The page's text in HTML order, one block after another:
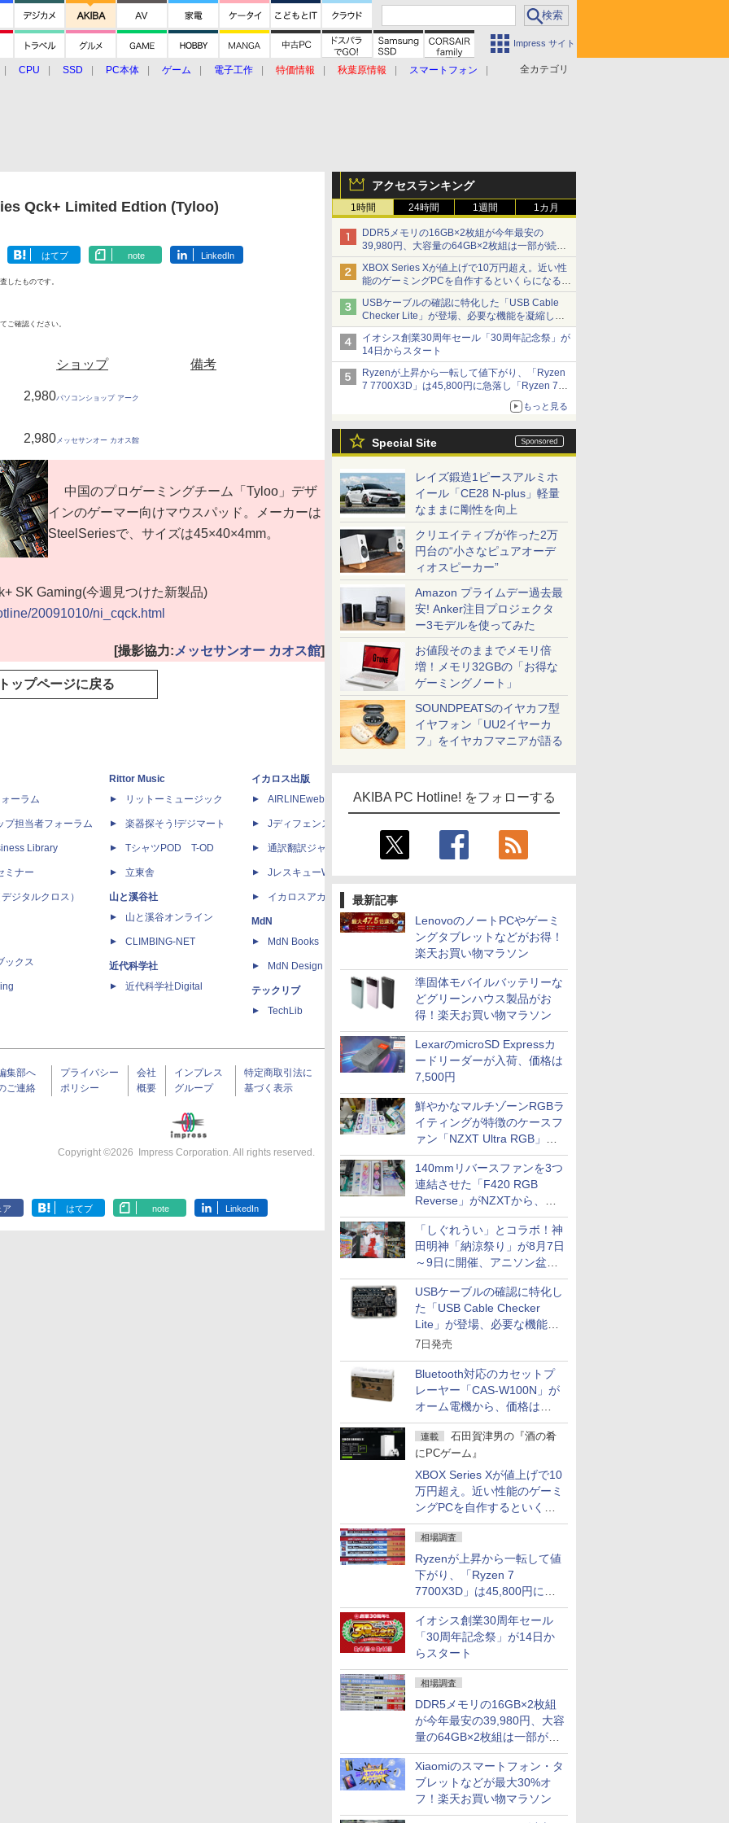
Impress サイト
全カテゴリ
CPU SSD PC本体 ゲーム 電子工作 特価情報 秋葉原情報
スマートフォン
アクセスランキング
1時間 24時間 1週間 1カ月
DDR5メモリの16GB×2枚組が今年最安の
39,980円、大容量の64GB×2枚組は一部が続騰
[8月前半のメモリ価格]
XBOX Series Xが値上げで10万円超え。近い性
能のゲーミングPCを自作するといくらになる？
【石田賀津男の『酒の肴にPCゲーム』】
USBケーブルの確認に特化した「USB Cable
Checker Lite」が登場、必要な機能を凝縮しコ
ンパクトに 7日発売
イオシス創業30周年セール「30周年記念祭」が
14日からスタート
Ryzenが上昇から一転して値下がり、「Ryzen
7 7700X3D」は45,800円に急落し「Ryzen 7
7800X3D」との価格逆転解消 [8月前半のCPU
もっと見る
Special Site
レイズ鍛造1ピースアルミホ
イール「CE28 N-plus」軽量
なままに剛性を向上
クリエイティブが作った2万
円台の“小さなピュアオーデ
ィオスピーカー”
Amazon プライムデー過去最
安! Anker注目プロジェクタ
ー3モデルを使ってみた
お値段そのままでメモリ倍
増！メモリ32GBの「お得な
ゲーミングノート」
SOUNDPEATSのイヤカフ型
イヤフォン「UU2イヤーカ
フ」をイヤカフマニアが語る
AKIBA PC Hotline! をフォローする
最新記事
LenovoのノートPCやゲーミ
ングタブレットなどがお得！
楽天お買い物マラソン
準固体モバイルバッテリーな
どグリーンハウス製品がお
得！楽天お買い物マラソン
LexarのmicroSD Expressカ
ードリーダーが入荷、価格は
7,500円
鮮やかなマルチゾーンRGBラ
イティングが特徴のケースフ
ァン「NZXT Ultra RGB」が
発売、計8製品
140mmリバースファンを3つ
連結させた「F420 RGB
Reverse」がNZXTから、単
一フレーム採用
「しぐれうい」とコラボ！神
田明神「納涼祭り」が8月7日
～9日に開催、アニソン盆踊
りや屋台グルメなどもあり
USBケーブルの確認に特化し
た「USB Cable Checker
Lite」が登場、必要な機能を
凝縮しコンパクトに
7日発売
Bluetooth対応のカセットプ
レーヤー「CAS-W100N」が
オーム電機から、価格は
5,940円
連載
石田賀津男の『酒の肴
にPCゲーム』
XBOX Series Xが値上げで10
万円超え。近い性能のゲーミ
ングPCを自作するといくら
になる？
相場調査
Ryzenが上昇から一転して値
下がり、「Ryzen 7
7700X3D」は45,800円に急
落し「Ryzen 7 7800X3D」
との価格逆転解消 [8月前半の
CPU価格]
イオシス創業30周年セール
「30周年記念祭」が14日か
らスタート
相場調査
DDR5メモリの16GB×2枚組
が今年最安の39,980円、大容
量の64GB×2枚組は一部が続
騰 [8月前半のメモリ価格]
Xiaomiのスマートフォン・タ
ブレットなどが最大30%オ
フ！楽天お買い物マラソン
Qck+ Limited Edtion (Tyloo)
はてブ note LinkedIn
したものです。
ご確認ください。
ショップ
備考
2,980パソコンショップ アーク
2,980メッセサンオー カオス館
中国のプロゲーミングチーム「Tyloo」デザ
インのゲーマー向けマウスパッド。メーカーは
SteelSeriesで、サイズは45×40×4mm。
SK Gaming(今週見つけた新製品)
20091010/ni_cqck.html
[撮影協力: メッセサンオー カオス館]
トップページに戻る
ーラム
プ担当者フォーラム
Library
ミナー
ジタルクロス）
ックス
Rittor Music
リットーミュージック
楽器探そう!デジマート
TシャツPOD T-OD
立東舎
山と溪谷社
山と溪谷オンライン
CLIMBING-NET
近代科学社
近代科学社Digital
イカロス出版
AIRLINEweb
Jディフェンスニュース
通訳翻訳ジャーナル
JレスキューWeb
イカロスアカデミー
MdN
MdN Books
MdN Design Interactive
テックリブ
TechLib
天海社
impress QuickBooks
IPGネットワーク
TシャツPOD pTa.shop
カスタム写真集POD fabli
Impress Group Publication Informa
tion
集部へ
ご連絡
プライバシー
ポリシー
会社
概要
インプレス
グループ
特定商取引法に
基づく表示
Copyright ©2026 Impress Corporation. All rights reserved.
ア はてブ note LinkedIn